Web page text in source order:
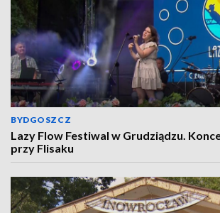
BYDGOSZCZ
Lazy Flow Festiwal w Grudziądzu.
przy Flisaku